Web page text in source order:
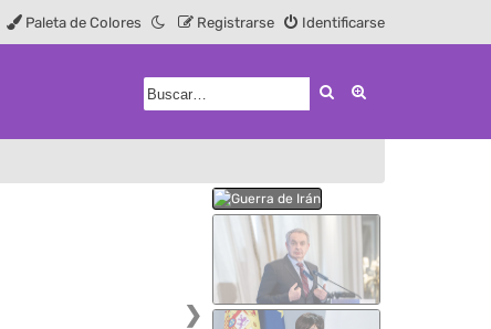
Identificarse
Registrarse
Paleta de Colores
Buscar
❯